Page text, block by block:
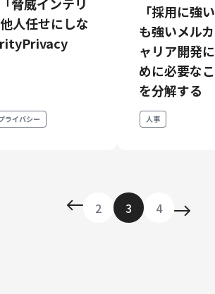
人任せにしな
ライバシー
「採用に強
も強いメル
ャリア開発
めに必要な
を分解する
人事
2 3 4